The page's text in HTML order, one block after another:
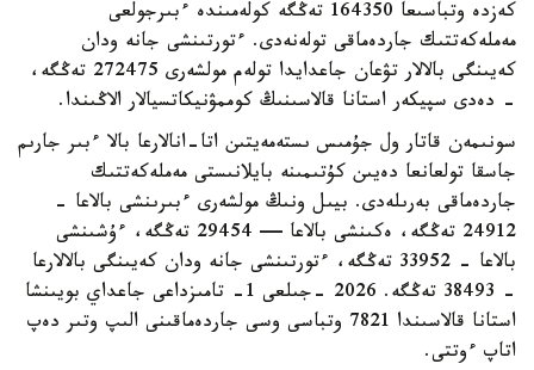
كەزدە وتباسىعا 164350 تەڭگە كولەمىندە ءبىرجولعى
مەملەكەتتىك جاردەماقى تولەنەدى. ءتورتىنشى جانە ودان
كەيىنگى بالالار تۋعان جاعدايدا تولەم مولشەرى 272475 تەڭگە،
- دەدى سپيكەر استانا قالاسىنىڭ كوممۋنيكاتسيالار الاڭىندا.
سونىمەن قاتار ول جۇمىس ىستەمەيتىن اتا-انالارعا بالا ءبىر جارىم
جاسقا تولعانعا دەيىن كۇتىمىنە بايلانىستى مەملەكەتتىك
جاردەماقى بەرىلەدى. بيىل ونىڭ مولشەرى ءبىرىنشى بالاعا -
24912 تەڭگە، ەكىنشى بالاعا — 29454 تەڭگە، ءۇشىنشى
بالاعا - 33952 تەڭگە، ءتورتىنشى جانە ودان كەيىنگى بالالارعا
- 38493 تەڭگە. 2026 -جىلعى 1- تامىزداعى جاعداي بويىنشا
استانا قالاسىندا 7821 وتباسى وسى جاردەماقىنى الىپ وتىر دەپ
اتاپ ءوتتى.